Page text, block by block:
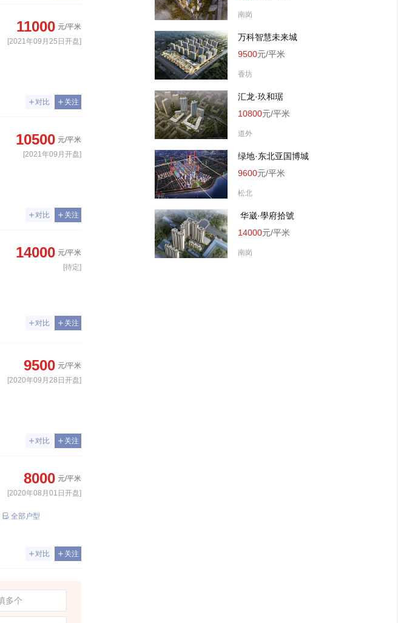
11000 元/平米
[2021年09月25日开盘]
对比 关注
10500 元/平米
[2021年09月开盘]
对比 关注
14000 元/平米
[待定]
对比 关注
9500 元/平米
[2020年09月28日开盘]
对比 关注
8000 元/平米
[2020年08月01日开盘]
全部户型
对比 关注
南岗
万科智慧未来城
9500元/平米
香坊
汇龙·玖和琚
10800元/平米
道外
绿地·东北亚国博城
9600元/平米
松北
华崴·學府拾號
14000元/平米
南岗